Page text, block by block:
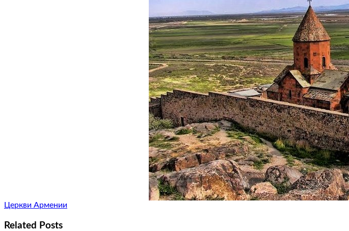
Церкви Армении
Related Posts